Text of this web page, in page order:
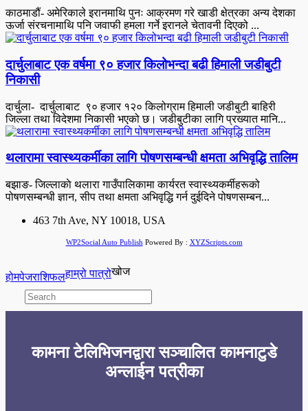
काठमाडौं- अमेरिकाले इरानमाथि पुनः आक्रमण गरे खाडी क्षेत्रका अन्य देशका
ऊर्जा संरचनामाथि पनि जवाफी हमला गर्ने इरानले चेतावनी दिएको ...
दार्चुलाबाट एक वर्षमा ९० हजार किलोभन्दा बढी हिमाली जडीबुटी
निकासी
दार्चुला- दार्चुलाबाट ९० हजार १२० किलोग्राम हिमाली जडीबुटी बाहिरी
जिल्ला तथा विदेशमा निकासी भएको छ। जडीबुटीका लागि प्रख्यात मानि...
थलारामा स्वास्थ्यकर्मीका लागि पोषणसम्बन्धी क्षमता अभिवृद्धि तालिम
बझाङ- जिल्लाकाे थलारा गाउँपालिकामा कार्यरत स्वास्थ्यकर्मीहरूको
पोषणसम्बन्धी ज्ञान, सीप तथा क्षमता अभिवृद्धि गर्न दुईदिने पोषणसम्बन...
463 7th Ave, NY 10018, USA
WP2Social Auto Publish Powered By : XYZScripts.com
होमपेजराशिफलहाम्रो पात्रोखोज
कामना टेलिभिजनद्वारा सञ्चालित कामनाटुडे
अन्लाईन पत्रीका